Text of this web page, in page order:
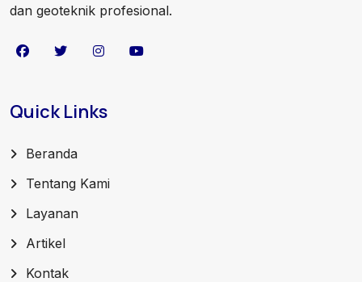
dan geoteknik profesional.
Quick Links
Beranda
Tentang Kami
Layanan
Artikel
Kontak